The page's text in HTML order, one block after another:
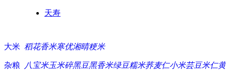
天寿
大米 稻花香米寒优湘晴粳米
杂粮 八宝米玉米碎黑豆黑香米绿豆糯米荞麦仁小米芸豆米仁